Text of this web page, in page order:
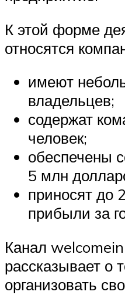
К этой форме
относятся
имеют
владельцев;
содержат
человек;
обеспечены
5 млн
приносят до
прибыли за
Канал
рассказывает о
организовать